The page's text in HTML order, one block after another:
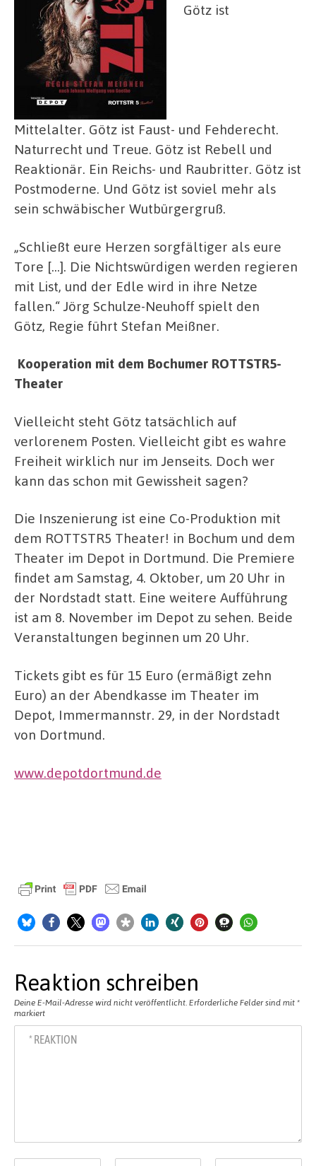
Götz ist
Mittelalter. Götz ist Faust- und Fehderecht.
Naturrecht und Treue. Götz ist Rebell und
Reaktionär. Ein Reichs- und Raubritter. Götz ist
Postmoderne. Und Götz ist soviel mehr als
sein schwäbischer Wutbürgergruß.
„Schließt eure Herzen sorgfältiger als eure
Tore […]. Die Nichtswürdigen werden regieren
mit List, und der Edle wird in ihre Netze
fallen.“ Jörg Schulze-Neuhoff spielt den
Götz, Regie führt Stefan Meißner.
Kooperation mit dem Bochumer ROTTSTR5-
Theater
Vielleicht steht Götz tatsächlich auf
verlorenem Posten. Vielleicht gibt es wahre
Freiheit wirklich nur im Jenseits. Doch wer
kann das schon mit Gewissheit sagen?
Die Inszenierung ist eine Co-Produktion mit
dem ROTTSTR5 Theater! in Bochum und dem
Theater im Depot in Dortmund. Die Premiere
findet am Samstag, 4. Oktober, um 20 Uhr in
der Nordstadt statt. Eine weitere Aufführung
ist am 8. November im Depot zu sehen. Beide
Veranstaltungen beginnen um 20 Uhr.
Tickets gibt es für 15 Euro (ermäßigt zehn
Euro) an der Abendkasse im Theater im
Depot, Immermannstr. 29, in der Nordstadt
von Dortmund.
www.depotdortmund.de
Reaktion schreiben
Deine E-Mail-Adresse wird nicht veröffentlicht. Erforderliche Felder sind mit *
markiert